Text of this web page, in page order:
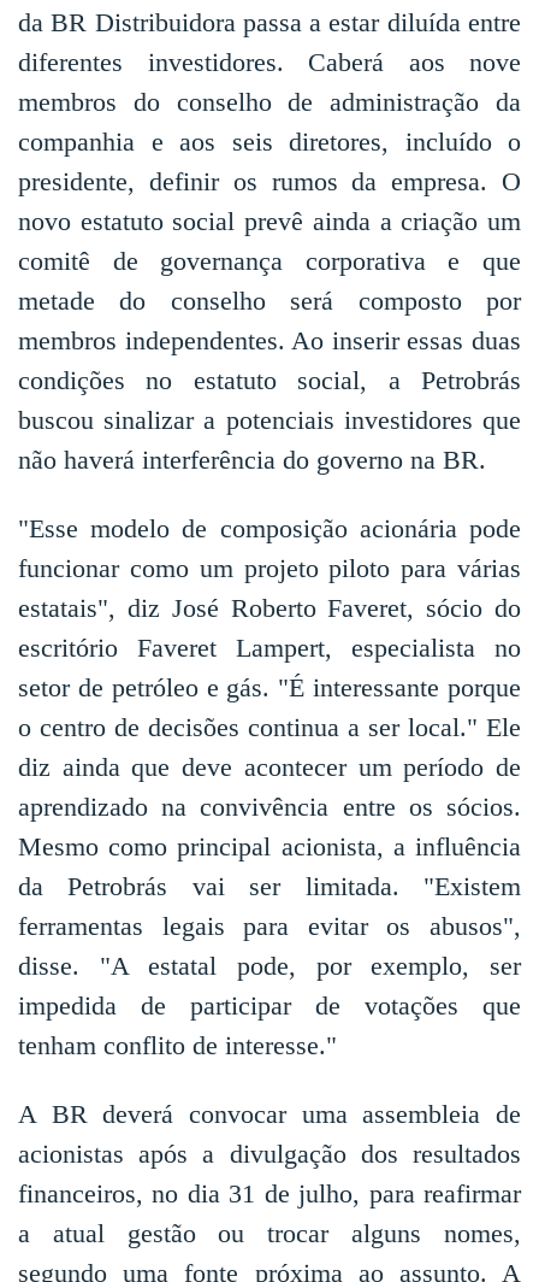
da BR Distribuidora passa a estar diluída entre
diferentes investidores. Caberá aos nove
membros do conselho de administração da
companhia e aos seis diretores, incluído o
presidente, definir os rumos da empresa. O
novo estatuto social prevê ainda a criação um
comitê de governança corporativa e que
metade do conselho será composto por
membros independentes. Ao inserir essas duas
condições no estatuto social, a Petrobrás
buscou sinalizar a potenciais investidores que
não haverá interferência do governo na BR.
"Esse modelo de composição acionária pode
funcionar como um projeto piloto para várias
estatais", diz José Roberto Faveret, sócio do
escritório Faveret Lampert, especialista no
setor de petróleo e gás. "É interessante porque
o centro de decisões continua a ser local." Ele
diz ainda que deve acontecer um período de
aprendizado na convivência entre os sócios.
Mesmo como principal acionista, a influência
da Petrobrás vai ser limitada. "Existem
ferramentas legais para evitar os abusos",
disse. "A estatal pode, por exemplo, ser
impedida de participar de votações que
tenham conflito de interesse."
A BR deverá convocar uma assembleia de
acionistas após a divulgação dos resultados
financeiros, no dia 31 de julho, para reafirmar
a atual gestão ou trocar alguns nomes,
segundo uma fonte próxima ao assunto. A